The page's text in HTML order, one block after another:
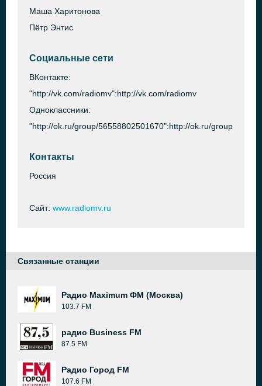
Маша Харитонова
Пётр Энтис
Социальные сети
ВКонтакте:
"http://vk.com/radiomv":http://vk.com/radiomv
Одноклассники:
"http://ok.ru/group/56558802501670":http://ok.ru/group/
Контакты
Россия
Сайт: www.radiomv.ru
Связанные станции
Радио Maximum ФМ (Москва)
103.7 FM
радио Business FM
87.5 FM
Радио Город FM
107.6 FM